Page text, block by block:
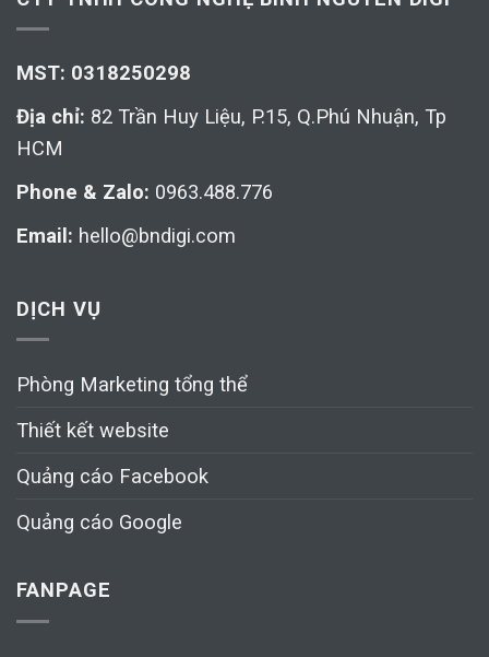
MST: 0318250298
Địa chỉ: 82 Trần Huy Liệu, P.15, Q.Phú Nhuận, Tp
HCM
Phone & Zalo: 0963.488.776
Email: hello@bndigi.com
DỊCH VỤ
Phòng Marketing tổng thể
Thiết kết website
Quảng cáo Facebook
Quảng cáo Google
FANPAGE